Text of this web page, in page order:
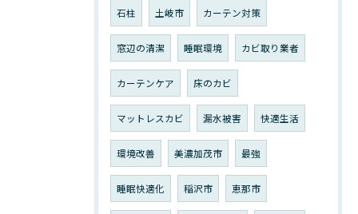
石柱 土岐市 カーテン対策
窓辺の清潔 睡眠環境 カビ取り業者
カーテンケア 床のカビ
マットレスカビ 漏水被害 快適生活
環境改善 美濃加茂市 最強
睡眠快適化 稲沢市 恵那市